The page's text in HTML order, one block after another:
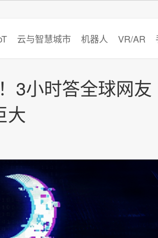
云与智慧城市 机器人 VR/AR
3小时答全球网友
大